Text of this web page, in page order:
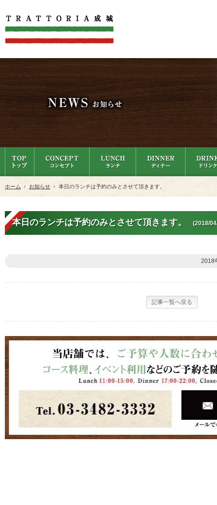
ホーム お知らせ 本日のランチは予約のみとさせて頂きます。
本日のランチは予約のみとさせて頂きます。 (2018/
2018
記事一覧へ戻る